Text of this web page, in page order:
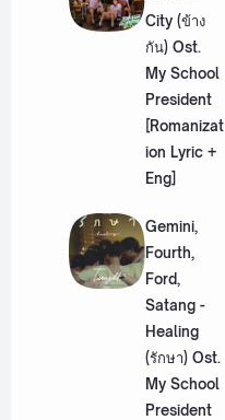
City (ข้าง
กัน) Ost.
My School
President
[Romanizat
ion Lyric +
Eng]
Gemini,
Fourth,
Ford,
Satang -
Healing
(รักษา) Ost.
My School
President